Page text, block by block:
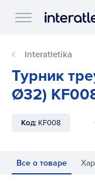
Interatletika
Турник
Ø32)
Код: KF008
Все о товаре